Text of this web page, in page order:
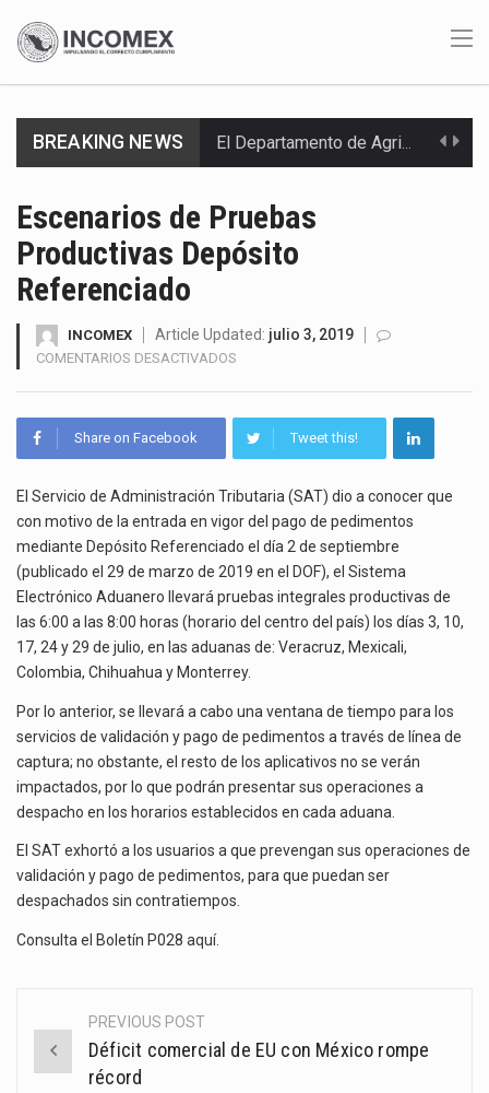
BREAKING NEWS El Departamento de Agricultura de Estados Unidos (USDA) suspendió el 5 de agosto de 2026…
El Tribunal Federal de Justicia Administrativa (TFJA), a través de su Segunda Sala Regional en…
El Gobierno de Estados Unidos ha procesado la devolución de aproximadamente 100,000 millones de dólares…
El mercado laboral mexicano muestra un proceso de precarización sin señales de mejora, según el…
El secretario de Economía de México, Marcelo Ebrard Casaubon, sostuvo una reunión de trabajo con…
Escenarios de Pruebas
Productivas Depósito
Referenciado
INCOMEX Article Updated: julio 3, 2019
COMENTARIOS DESACTIVADOS
PRUEBAS
PRODUCTIVAS
REFERENCIADO
Share on Facebook Tweet this!
El Servicio de Administración Tributaria (SAT) dio a conocer que
con motivo de la entrada en vigor del pago de pedimentos
mediante Depósito Referenciado el día 2 de septiembre
(publicado el 29 de marzo de 2019 en el DOF), el Sistema
Electrónico Aduanero llevará pruebas integrales productivas de
las 6:00 a las 8:00 horas (horario del centro del país) los días 3, 10,
17, 24 y 29 de julio, en las aduanas de: Veracruz, Mexicali,
Colombia, Chihuahua y Monterrey.
Por lo anterior, se llevará a cabo una ventana de tiempo para los
servicios de validación y pago de pedimentos a través de línea de
captura; no obstante, el resto de los aplicativos no se verán
impactados, por lo que podrán presentar sus operaciones a
despacho en los horarios establecidos en cada aduana.
El SAT exhortó a los usuarios a que prevengan sus operaciones de
validación y pago de pedimentos, para que puedan ser
despachados sin contratiempos.
Consulta el Boletín P028 aquí.
Post
navigation
PREVIOUS POST
Déficit comercial de EU con México rompe
récord